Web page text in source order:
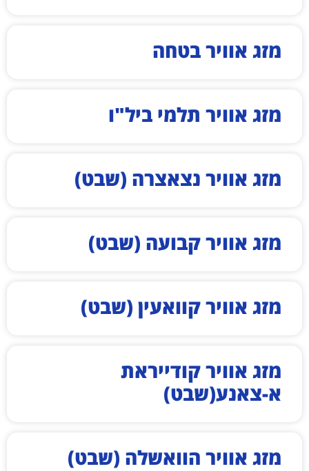
מזג אוויר בטחה
מזג אוויר תלמי ביל"ו
מזג אוויר נצאצרה (שבט)
מזג אוויר קבועה (שבט)
מזג אוויר קוואעין (שבט)
מזג אוויר קודייראת
א-צאנע(שבט)
מזג אוויר הוואשלה (שבט)